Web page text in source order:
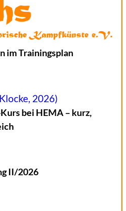
im Trainingsplan
bei HEMA – kurz,
II/2026